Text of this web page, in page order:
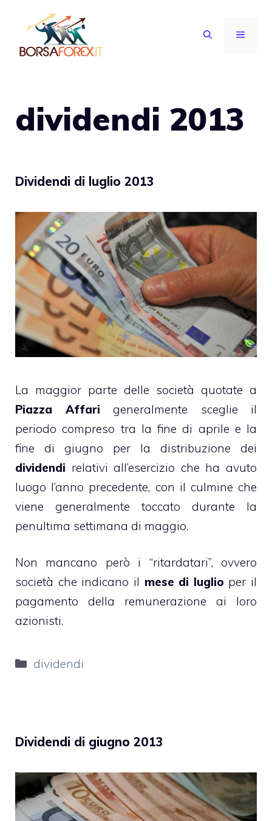
contenuto
MENU
dividendi 2013
Dividendi di luglio 2013
La maggior parte delle società quotate a
Piazza Affari generalmente sceglie il
periodo compreso tra la fine di aprile e la
fine di giugno per la distribuzione dei
dividendi relativi all’esercizio che ha avuto
luogo l’anno precedente, con il culmine che
viene generalmente toccato durante la
penultima settimana di maggio.
Non mancano però i “ritardatari”, ovvero
società che indicano il mese di luglio per il
pagamento della remunerazione ai loro
azionisti.
Categorie
dividendi
Dividendi di giugno 2013